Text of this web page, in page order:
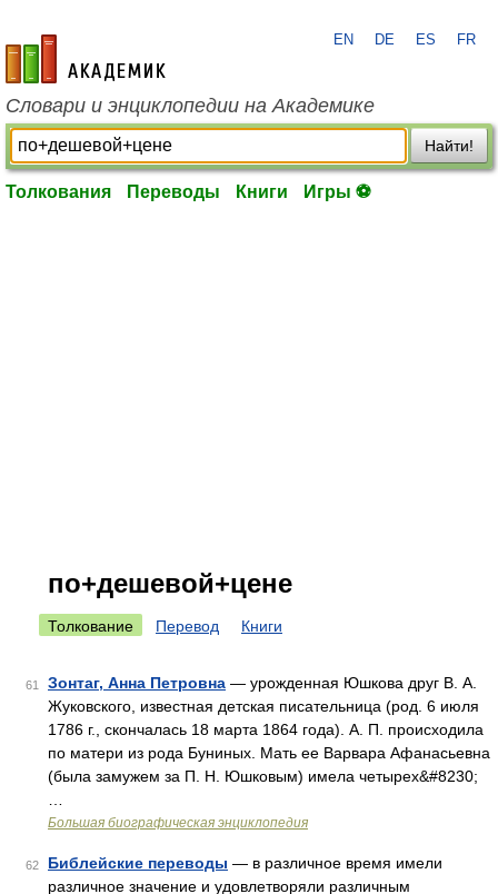
academic.ru
EN DE ES FR
Словари и энциклопедии на Академике
Найти!
Толкования Переводы Книги Игры ⚽
по+дешевой+цене
Толкование Перевод Книги
61 Зонтаг, Анна Петровна — урожденная Юшкова друг В. А.
Жуковского, известная детская писательница (род. 6 июля
1786 г., скончалась 18 марта 1864 года). А. П. происходила
по матери из рода Буниных. Мать ее Варвара Афанасьевна
(была замужем за П. Н. Юшковым) имела четырех&#8230;
Большая биографическая энциклопедия
62 Библейские переводы — в различное время имели
различное значение и удовлетворяли различным